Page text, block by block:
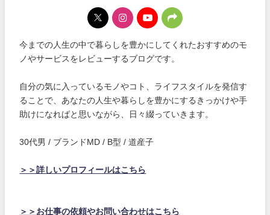
今までの人生の中で暮らしを豊かにしてくれたおすすめのモ
ノやサービスをレビューするブログです。
自分の気に入っているモノやコト、ライフスタイルを発信す
ることで、あなたの人生や暮らしを豊かにするきっかけや手
助けになればと思いながら、日々綴っていきます。
30代男 / ブランドMD / B型 / 道産子
＞＞詳しいプロフィールはこちら
＞＞お仕事の依頼やお問い合わせはこちら